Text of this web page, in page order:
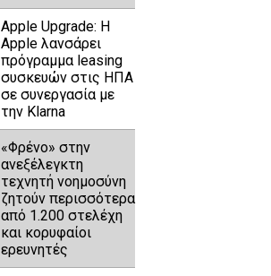
Apple Upgrade: Η
Apple λανσάρει
πρόγραμμα leasing
συσκευών στις ΗΠΑ
σε συνεργασία με
την Klarna
«Φρένο» στην
ανεξέλεγκτη
τεχνητή νοημοσύνη
ζητούν περισσότερα
από 1.200 στελέχη
και κορυφαίοι
ερευνητές